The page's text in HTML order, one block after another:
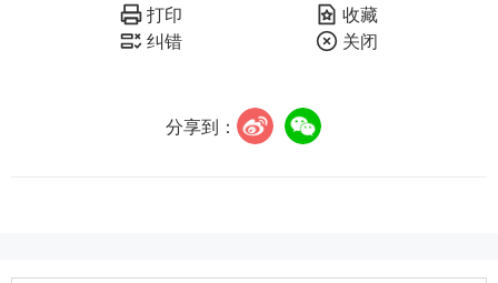
打印
收藏
纠错
关闭
分享到：